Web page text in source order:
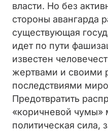
власти. Но без
стороны авангарда
существующая
идет по пути
известен
жертвами и своими
последствиями
Предотвратить
«коричневой чумы»
политическая